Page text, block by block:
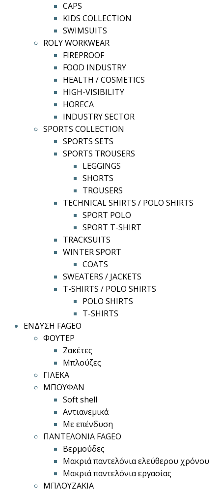
CAPS
KIDS COLLECTION
SWIMSUITS
ROLY WORKWEAR
FIREPROOF
FOOD INDUSTRY
HEALTH / COSMETICS
HIGH-VISIBILITY
HORECA
INDUSTRY SECTOR
SPORTS COLLECTION
SPORTS SETS
SPORTS TROUSERS
LEGGINGS
SHORTS
TROUSERS
TECHNICAL SHIRTS / POLO SHIRTS
SPORT POLO
SPORT T-SHIRT
TRACKSUITS
WINTER SPORT
COATS
SWEATERS / JACKETS
T-SHIRTS / POLO SHIRTS
POLO SHIRTS
T-SHIRTS
ΕΝΔΥΣΗ FAGEO
ΦΟΥΤΕΡ
Ζακέτες
Μπλούζες
ΓΙΛΕΚΑ
ΜΠΟΥΦΑΝ
Soft shell
Αντιανεμικά
Με επένδυση
ΠΑΝΤΕΛΟΝΙΑ FAGEO
Βερμούδες
Μακριά παντελόνια ελεύθερου χρόνου
Μακριά παντελόνια εργασίας
ΜΠΛΟΥΖΑΚΙΑ